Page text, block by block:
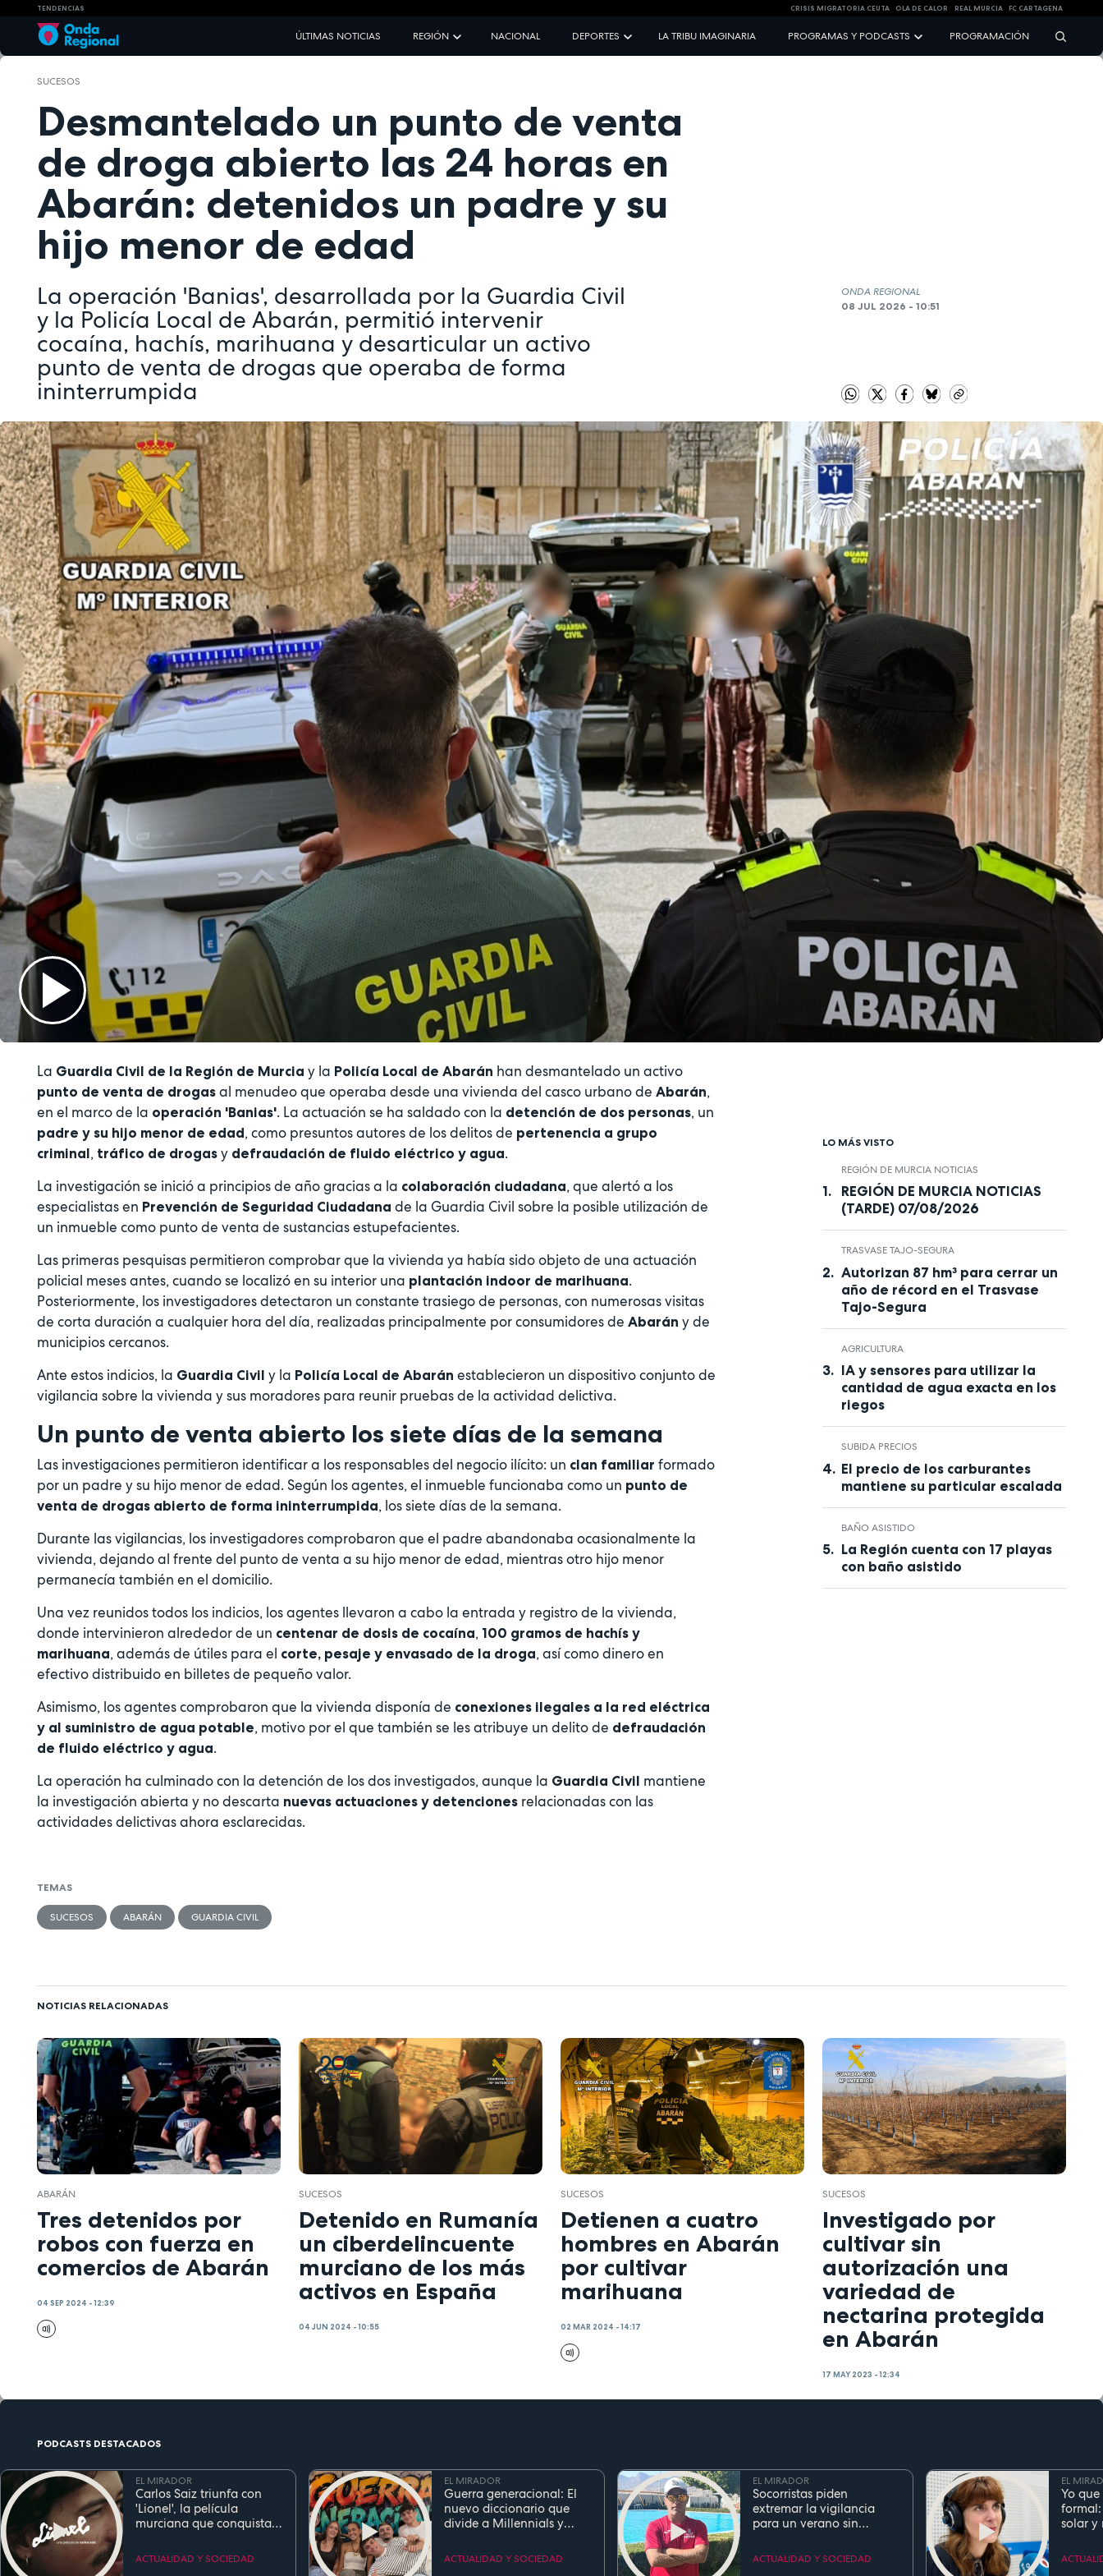
TENDENCIAS CRISIS MIGRATORIA CEUTA OLA DE CALOR REAL MURCIA FC CARTAGENA
ÚLTIMAS NOTICIAS REGIÓN NACIONAL DEPORTES LA TRIBU IMAGINARIA PROGRAMAS Y PODCASTS PROGRAMACIÓN
SUCESOS
Desmantelado un punto de venta
de droga abierto las 24 horas en
Abarán: detenidos un padre y su
hijo menor de edad
La operación 'Banias', desarrollada por la Guardia Civil
y la Policía Local de Abarán, permitió intervenir
cocaína, hachís, marihuana y desarticular un activo
punto de venta de drogas que operaba de forma
ininterrumpida
ONDA REGIONAL
08 JUL 2026 - 10:51
Play
Video
La Guardia Civil de la Región de Murcia y la Policía Local de Abarán han desmantelado un activo
punto de venta de drogas al menudeo que operaba desde una vivienda del casco urbano de Abarán,
en el marco de la operación 'Banias'. La actuación se ha saldado con la detención de dos personas, un
padre y su hijo menor de edad, como presuntos autores de los delitos de pertenencia a grupo
criminal, tráfico de drogas y defraudación de fluido eléctrico y agua.
La investigación se inició a principios de año gracias a la colaboración ciudadana, que alertó a los
especialistas en Prevención de Seguridad Ciudadana de la Guardia Civil sobre la posible utilización de
un inmueble como punto de venta de sustancias estupefacientes.
Las primeras pesquisas permitieron comprobar que la vivienda ya había sido objeto de una actuación
policial meses antes, cuando se localizó en su interior una plantación indoor de marihuana.
Posteriormente, los investigadores detectaron un constante trasiego de personas, con numerosas visitas
de corta duración a cualquier hora del día, realizadas principalmente por consumidores de Abarán y de
municipios cercanos.
Ante estos indicios, la Guardia Civil y la Policía Local de Abarán establecieron un dispositivo conjunto de
vigilancia sobre la vivienda y sus moradores para reunir pruebas de la actividad delictiva.
Un punto de venta abierto los siete días de la semana
Las investigaciones permitieron identificar a los responsables del negocio ilícito: un clan familiar formado
por un padre y su hijo menor de edad. Según los agentes, el inmueble funcionaba como un punto de
venta de drogas abierto de forma ininterrumpida, los siete días de la semana.
Durante las vigilancias, los investigadores comprobaron que el padre abandonaba ocasionalmente la
vivienda, dejando al frente del punto de venta a su hijo menor de edad, mientras otro hijo menor
permanecía también en el domicilio.
Una vez reunidos todos los indicios, los agentes llevaron a cabo la entrada y registro de la vivienda,
donde intervinieron alrededor de un centenar de dosis de cocaína, 100 gramos de hachís y
marihuana, además de útiles para el corte, pesaje y envasado de la droga, así como dinero en
efectivo distribuido en billetes de pequeño valor.
Asimismo, los agentes comprobaron que la vivienda disponía de conexiones ilegales a la red eléctrica
y al suministro de agua potable, motivo por el que también se les atribuye un delito de defraudación
de fluido eléctrico y agua.
La operación ha culminado con la detención de los dos investigados, aunque la Guardia Civil mantiene
la investigación abierta y no descarta nuevas actuaciones y detenciones relacionadas con las
actividades delictivas ahora esclarecidas.
TEMAS
SUCESOS ABARÁN GUARDIA CIVIL
LO MÁS VISTO
REGIÓN DE MURCIA NOTICIAS
REGIÓN DE MURCIA NOTICIAS
(TARDE) 07/08/2026
TRASVASE TAJO-SEGURA
Autorizan 87 hm³ para cerrar un
año de récord en el Trasvase
Tajo-Segura
AGRICULTURA
IA y sensores para utilizar la
cantidad de agua exacta en los
riegos
SUBIDA PRECIOS
El precio de los carburantes
mantiene su particular escalada
BAÑO ASISTIDO
La Región cuenta con 17 playas
con baño asistido
NOTICIAS RELACIONADAS
ABARÁN
Tres detenidos por
robos con fuerza en
comercios de Abarán
04 SEP 2024 - 12:39
SUCESOS
Detenido en Rumanía
un ciberdelincuente
murciano de los más
activos en España
04 JUN 2024 - 10:55
SUCESOS
Detienen a cuatro
hombres en Abarán
por cultivar
marihuana
02 MAR 2024 - 14:17
SUCESOS
Investigado por
cultivar sin
autorización una
variedad de
nectarina protegida
en Abarán
17 MAY 2023 - 12:34
PODCASTS DESTACADOS
EL MIRADOR
Carlos Saiz triunfa con
'Lionel', la película
murciana que conquista
estreno
ACTUALIDAD Y SOCIEDAD
EL MIRADOR
Guerra generacional: El
nuevo diccionario que
divide a Millennials y
ACTUALIDAD Y SOCIEDAD
EL MIRADOR
Socorristas piden
extremar la vigilancia
para un verano sin
regla de los 5 segundos
ACTUALIDAD Y SOCIEDAD
EL
Yo
solar y